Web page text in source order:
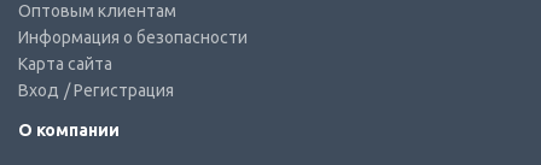
Оптовым клиентам
Информация о безопасности
Карта сайта
Вход / Регистрация
О компании